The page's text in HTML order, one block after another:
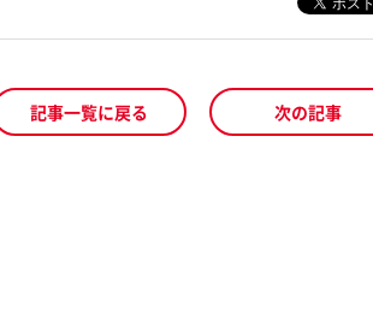
記事一覧に戻る 次の記事